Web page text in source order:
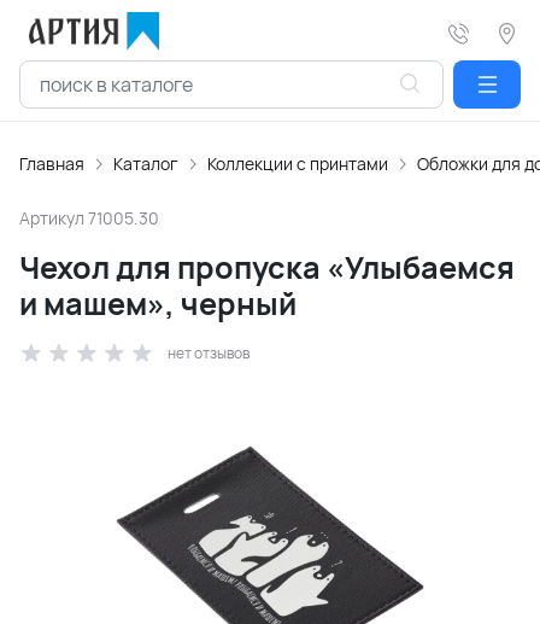
Главная Каталог Коллекции с принтами Обложки для
Артикул 71005.30
Чехол для пропуска «Улыбаемся
и машем», черный
нет отзывов